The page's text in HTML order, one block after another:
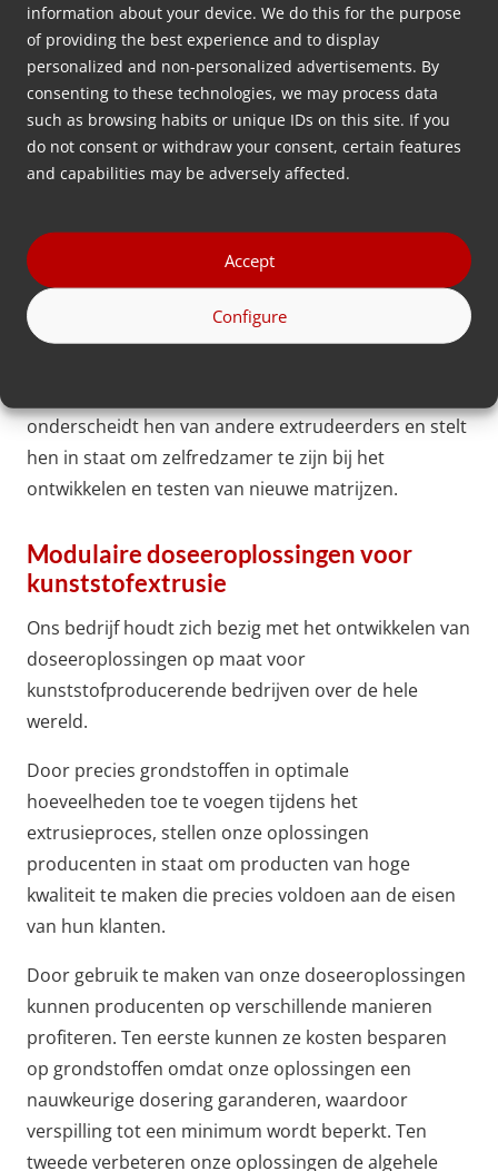
information about your device. We do this for the purpose
of providing the best experience and to display
personalized and non-personalized advertisements. By
consenting to these technologies, we may process data
such as browsing habits or unique IDs on this site. If you
do not consent or withdraw your consent, certain features
and capabilities may be adversely affected.
Accept
Configure
te zien hoe professioneel Enitor deze processen
benadert.
Eigen matrijzenmakerij
Tot slot waren we geïntrigeerd toen we de eigen
matrijzenmakerij van Enitor ontdekten. Het was een
dat extrusiebedrijven een eigen afdeling hebben
voor het maken van matrijzen.
Enitor heeft echter bewust voor deze faciliteit
onderscheidt hen van andere extrudeerders en stelt
hen in staat om zelfredzamer te zijn bij het
ontwikkelen en testen van nieuwe matrijzen.
Modulaire doseeroplossingen voor
kunststofextrusie
Ons bedrijf houdt zich bezig met het ontwikkelen van
doseeroplossingen op maat voor
kunststofproducerende bedrijven over de hele
wereld.
Door precies grondstoffen in optimale
hoeveelheden toe te voegen tijdens het
extrusieproces, stellen onze oplossingen
producenten in staat om producten van hoge
kwaliteit te maken die precies voldoen aan de eisen
van hun klanten.
Door gebruik te maken van onze doseeroplossingen
kunnen producenten op verschillende manieren
profiteren. Ten eerste kunnen ze kosten besparen
op grondstoffen omdat onze oplossingen een
nauwkeurige dosering garanderen, waardoor
verspilling tot een minimum wordt beperkt. Ten
tweede verbeteren onze oplossingen de algehele